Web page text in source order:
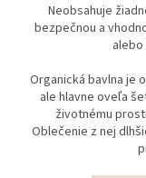
Neobsahuje
bezpečnou a
Organická bavlna je
ale hlavne oveľa
životnému
Oblečenie z nej